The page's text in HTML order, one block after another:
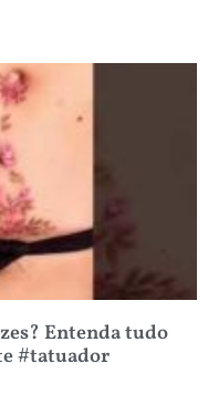
Entenda tudo
#tatuador